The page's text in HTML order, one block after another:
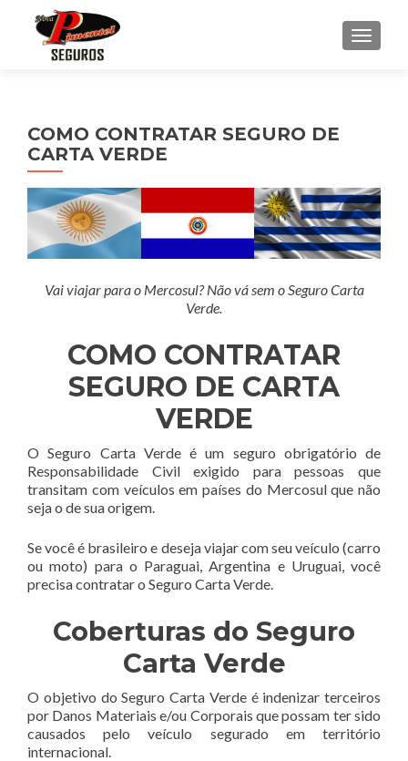
COMO CONTRATAR SEGURO DE
CARTA VERDE
Vai viajar para o Mercosul? Não vá sem o Seguro Carta
Verde.
COMO CONTRATAR
SEGURO DE CARTA
VERDE
O Seguro Carta Verde é um seguro obrigatório de
Responsabilidade Civil exigido para pessoas que
transitam com veículos em países do Mercosul que não
seja o de sua origem.
Se você é brasileiro e deseja viajar com seu veículo (carro
ou moto) para o Paraguai, Argentina e Uruguai, você
precisa contratar o Seguro Carta Verde.
Coberturas do Seguro
Carta Verde
O objetivo do Seguro Carta Verde é indenizar terceiros
por Danos Materiais e/ou Corporais que possam ter sido
causados pelo veículo segurado em território
internacional.